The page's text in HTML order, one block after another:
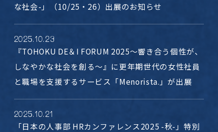
な社会-」（10/25・26）出展のお知らせ
2025.10.23
『TOHOKU DE＆I FORUM 2025～響き合う個性が、
しなやかな社会を創る～』に更年期世代の女性社員
と職場を支援するサービス「Menorista.」が出展
2025.10.21
「日本の人事部 HRカンファレンス2025 -秋-」特別